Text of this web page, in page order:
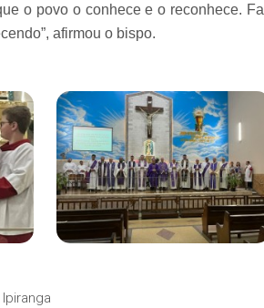
o povo o conhece e o reconhece.
afirmou o bispo.